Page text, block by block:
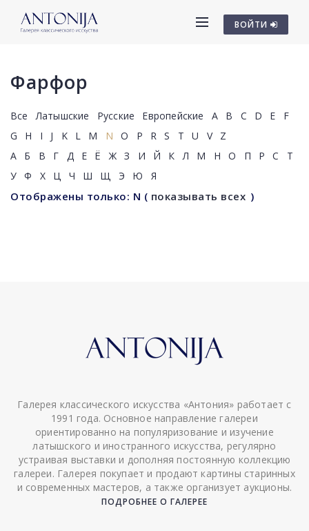
ВОЙТИ
Фарфор
Все Латышские Русские Европейские A B C D E
F
G
H I J K L M N O P R S T U V
Z
А
Б В Г Д Е Ё Ж З И Й К Л М Н О П Р С
Т
У
Ф Х Ц Ч Ш Щ Э Ю Я
Отображены только: N ( показывать всех )
Галерея классического искусства «Антония» работает с
1991 года. Основное направление галереи
ориентированно на популяризование и изучение
латышского и иностранного искусства, регулярно
устраивая выставки и дополняя постоянную коллекцию
галереи. Галерея покупает и продают картины старинных
и современных мастеров, а также организует аукционы.
ПОДРОБНЕЕ О ГАЛЕРЕЕ